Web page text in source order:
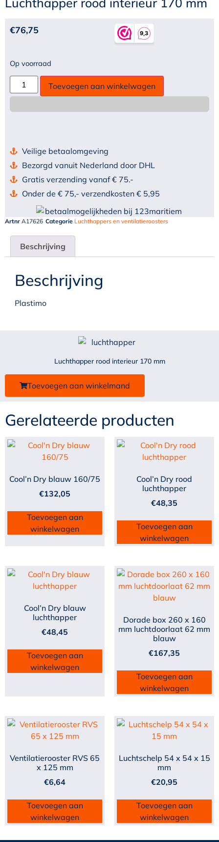
€76,75
Op voorraad
Toevoegen aan winkelwagen
Veilige betaalomgeving
Bezorgd vanuit Nederland door DHL
Gratis verzending vanaf € 75.-
Onder de € 75,- verzendkosten € 5,95
Artnr A17626 Categorie Luchthappers en ventilatieroosters
Beschrijving
Beschrijving
Plastimo
Luchthapper rood interieur 170 mm
Toevoegen aan winkelmand
Gerelateerde producten
Cool’n Dry blauw 160/75
€132,05
Toevoegen aan
winkelwagen
Cool’n Dry rood
luchthapper
€48,35
Toevoegen aan
winkelwagen
Cool’n Dry blauw
luchthapper
€48,45
Toevoegen aan
winkelwagen
Dorade box 260 x 160
mm luchtdoorlaat 62 mm
blauw
€167,35
Toevoegen aan
winkelwagen
Ventilatierooster RVS 65
x 125 mm
€6,64
Toevoegen aan
winkelwagen
Luchtschelp 54 x 54 x 15
mm
€20,95
Toevoegen aan
winkelwagen